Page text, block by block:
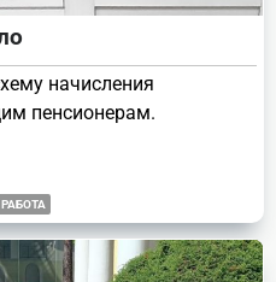
начисления
пенсионерам.
РАБОТА